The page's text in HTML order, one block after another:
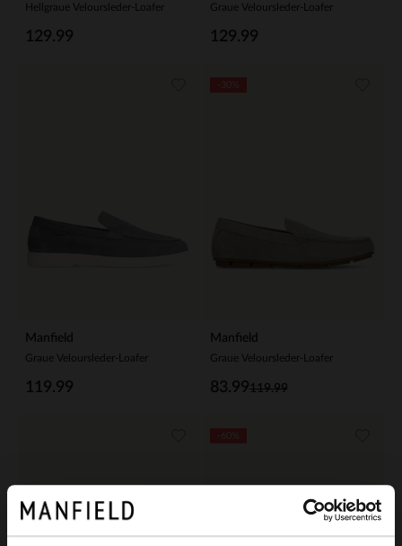
Hellgraue Veloursleder-Loafer
129.99
Graue Veloursleder-Loafer
129.99
Manfield
Graue Veloursleder-Loafer
119.99
Manfield
Graue Veloursleder-Loafer
119.99
83.99